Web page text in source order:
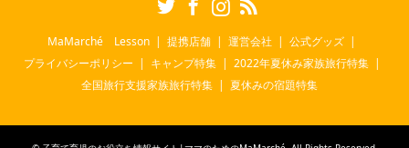
RSS
MaMarché Lesson 提携店舗 運営会社
公式グッズ
プライバシーポリシー
キャンプ特集
2022年夏休み家族旅行特集
全国旅行支援家族旅行特集
夏休みの宿題特集